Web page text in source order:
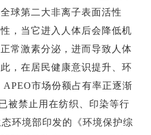
球第二大非离子表面活性
，当它进入人体后会降低机
常激素分泌，进而导致人体
，在居民健康意识提升、环
市场份额占有率正逐渐
被禁止用在纺织、印染等行
环境部印发的《环境保护综